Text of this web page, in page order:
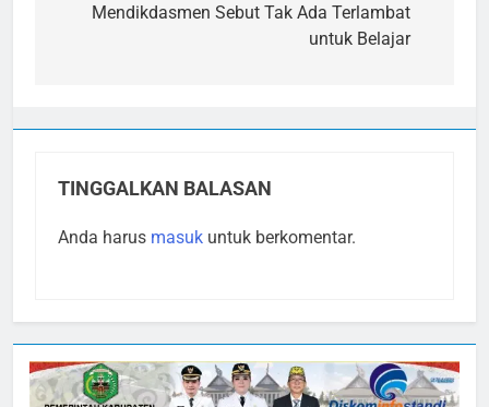
posMendikdasmen Sebut Tak Ada Terlambat
untuk Belajar
TINGGALKAN BALASAN
Anda harus masuk untuk berkomentar.